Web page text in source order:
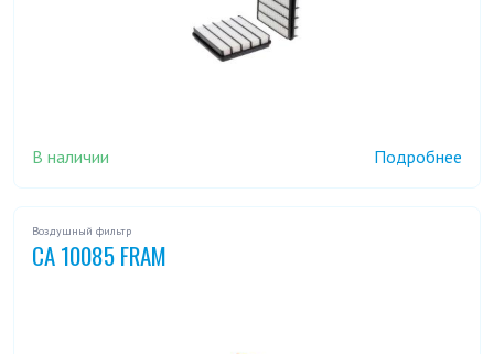
В наличии Подробнее
Воздушный фильтр
CA 10085 FRAM